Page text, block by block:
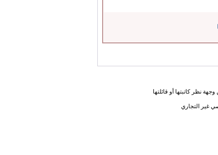
نظر كاتبتها أو قائلتها
غير التجاري